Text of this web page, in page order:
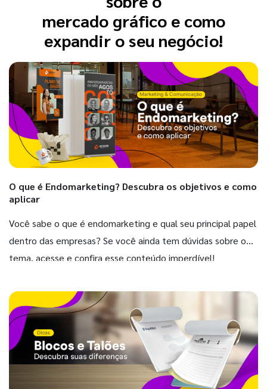
mercado gráfico e como
expandir o seu negócio!
O que é Endomarketing? Descubra os objetivos e como
aplicar
Você sabe o que é endomarketing e qual seu principal papel
dentro das empresas? Se você ainda tem dúvidas sobre o
tema, acesse e confira esse conteúdo imperdível!